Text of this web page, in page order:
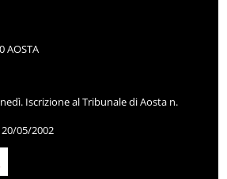
AOSTA
Iscrizione al Tribunale di Aosta n.
05/2002